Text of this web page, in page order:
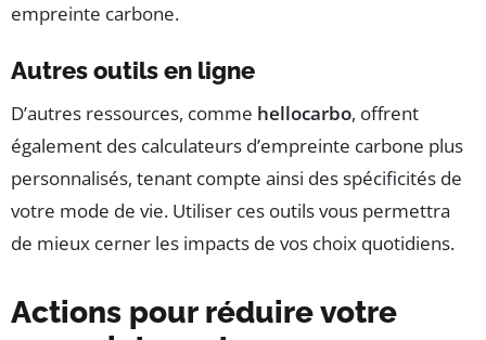
empreinte carbone.
Autres outils en ligne
D’autres ressources, comme hellocarbo, offrent
également des calculateurs d’empreinte carbone plus
personnalisés, tenant compte ainsi des spécificités de
votre mode de vie. Utiliser ces outils vous permettra
de mieux cerner les impacts de vos choix quotidiens.
Actions pour réduire votre